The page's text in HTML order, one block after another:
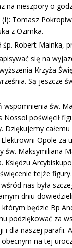
na nieszpory o
(I): Tomasz
z Ozimka.
śp. Robert Mainka,
się na
Krzyża
Są jeszcze
wspomnienia św.
Nossol poświęcił
Dziękujemy
Opole za
św. Maksymiliana
Księdzu
tejże
nas była
dniu
będzie Bp
podziękować za
i dla naszej parafii.
na tej